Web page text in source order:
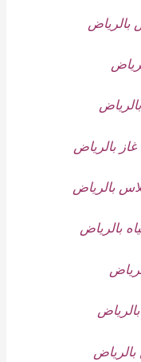
بالرياض
بالرياض
بالرياض
بالرياض